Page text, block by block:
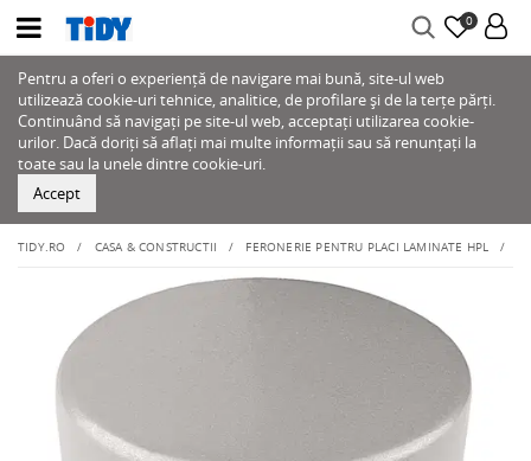
0
Pentru a oferi o experiență de navigare mai bună, site-ul web
utilizează cookie-uri tehnice, analitice, de profilare și de la terțe părți.
Continuând să navigați pe site-ul web, acceptați utilizarea cookie-
urilor. Dacă doriți să aflați mai multe informații sau să renunțați la
toate sau la unele dintre cookie-uri.
Accept
TIDY.RO CASA & CONSTRUCTII FERONERIE PENTRU PLACI LAMINATE HPL